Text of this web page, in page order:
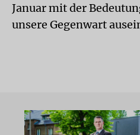
Januar mit der
unsere Gegenwart